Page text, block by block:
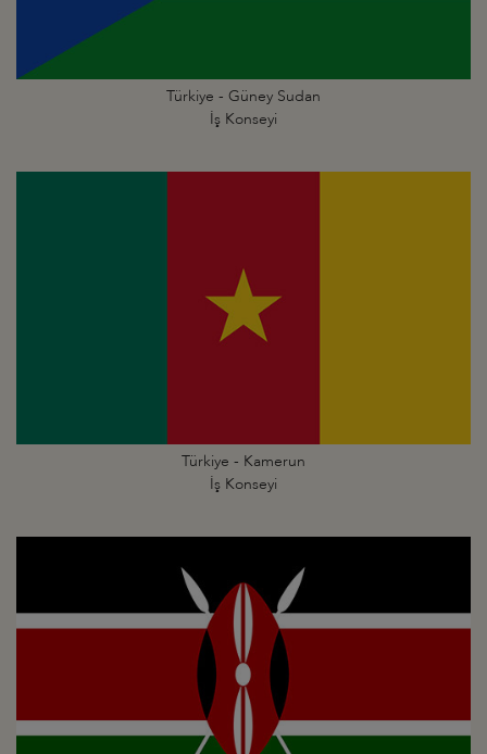
Türkiye - Güney Sudan
İş Konseyi
Türkiye - Kamerun
İş Konseyi